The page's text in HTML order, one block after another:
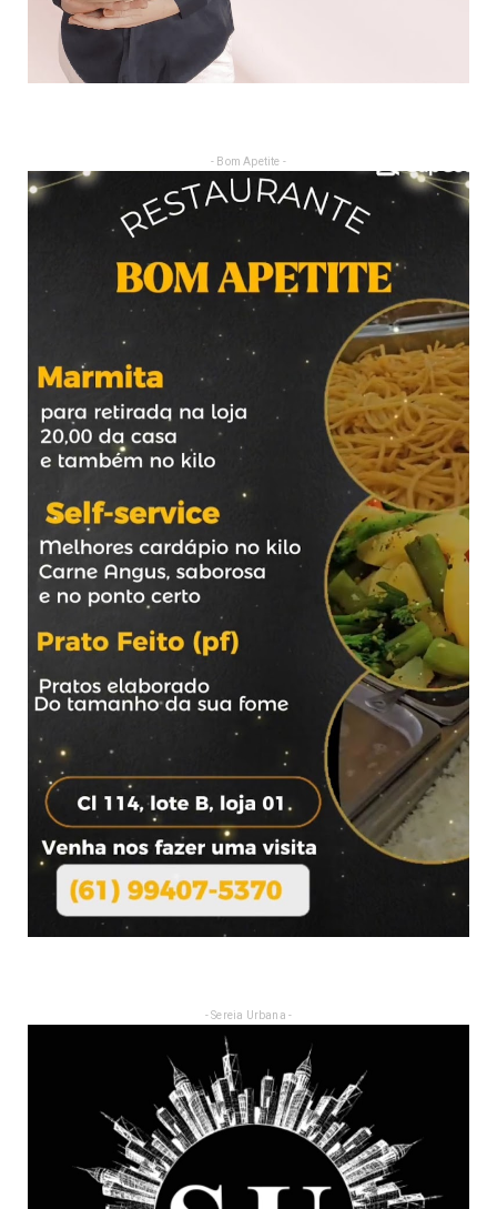
- Bom Apetite -
- Sereia Urbana -